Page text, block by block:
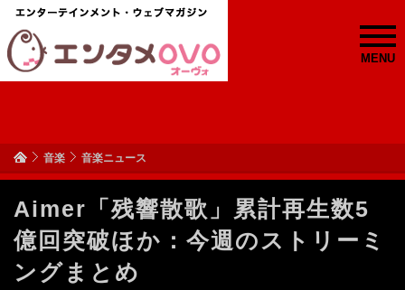
MENU
音楽 音楽ニュース
Aimer「残響散歌」累計再生数5
億回突破ほか：今週のストリーミ
ングまとめ